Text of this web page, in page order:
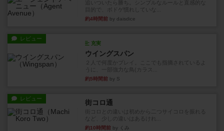
追いついたら勝ち。シンプルなルールと直感的な
目的で、ボドゲ慣れしていな...
約4時間前 by daisdice
レビュー
充実
ウイングスパン
２人で何度かプレイ。ここでも指摘されているよ
うに、一部強力な鳥(カラス...
約5時間前 by S
レビュー 街コロ通
街コロとの違いは初めから二つサイコロを振れる
など、少しの違いはあるけれ...
約10時間前 by くみ